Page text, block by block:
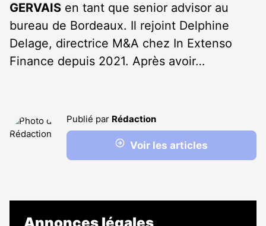
GERVAIS en tant que senior advisor au
bureau de Bordeaux. Il rejoint Delphine
Delage, directrice M&A chez In Extenso
Finance depuis 2021. Après avoir…
Publié par Rédaction
Voir les articles